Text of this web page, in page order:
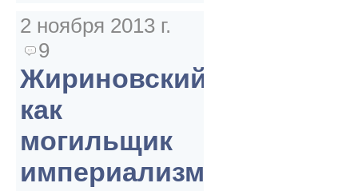
2 ноября 2013 г.
9
Жириновский
как
могильщик
империализма